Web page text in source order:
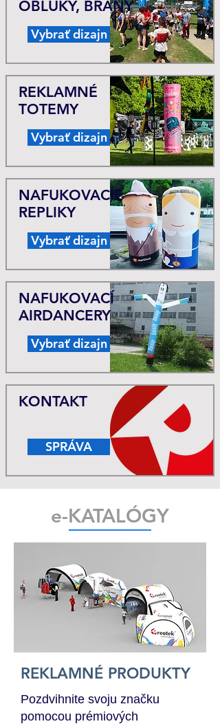
Vybrať dizajn
OBLÚKY, BRÁNY
Vybrať dizajn
REKLAMNÉ
TOTEMY
Vybrať dizajn
NAFUKOVACIE
REPLIKY
Vybrať dizajn
NAFUKOVACÍ
AIRDANCERY
SPRÁVA
KONTAKT
e-KATALÓGY
REKLAMNÉ PRODUKTY
Pozdvihnite svoju značku
pomocou prémiových